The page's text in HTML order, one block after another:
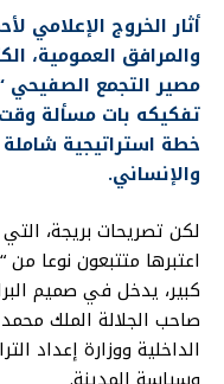
أثار الخروج الإعلامي
والمرافق العمومية،
مصير التجمع الصفيحي
تفكيكه بات مسألة
خطة استراتيجية شاملة
والإنساني.
لكن تصريحات بريجة،
اعتبرها متتبعون نوعا
كبير، يدخل في صميم
صاحب الجلالة الملك
الداخلية ووزارة إعداد